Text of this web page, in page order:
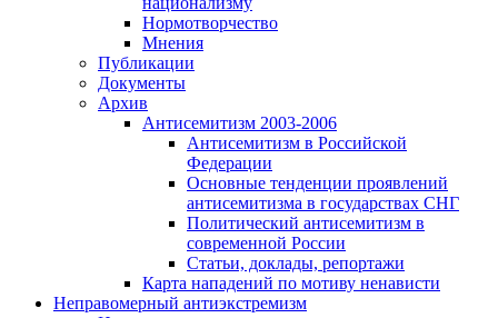
Нормотворчество
Мнения
Публикации
Документы
Архив
Антисемитизм 2003-2006
Антисемитизм в Российской
Федерации
Основные тенденции проявлений
антисемитизма в государствах СНГ
Политический антисемитизм в
современной России
Статьи, доклады, репортажи
Карта нападений по мотиву ненависти
Неправомерный антиэкстремизм